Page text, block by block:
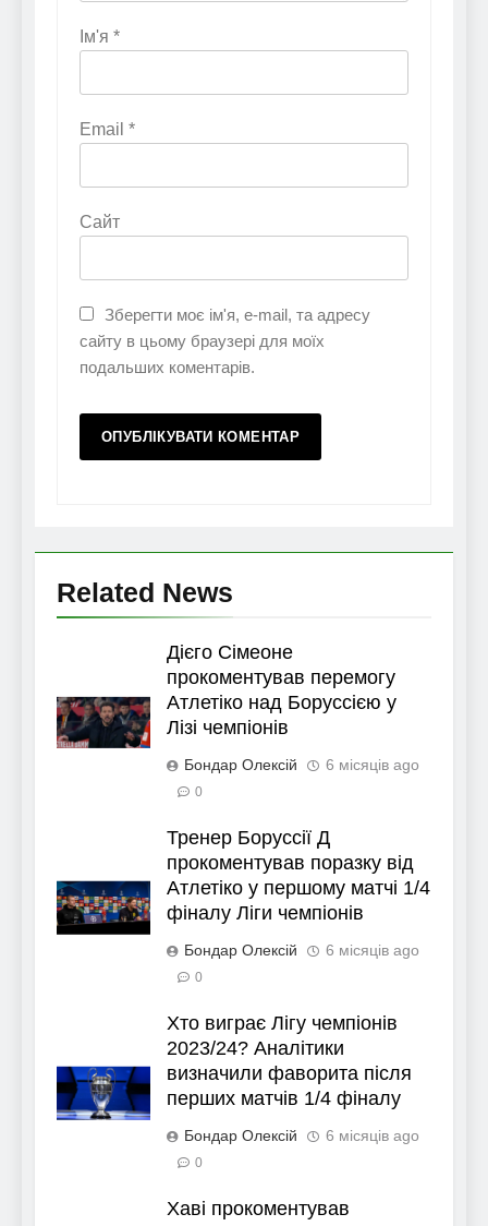
Ім'я *
Email *
Сайт
Зберегти моє ім'я, e-mail, та адресу
сайту в цьому браузері для моїх
подальших коментарів.
Related News
Дієго Сімеоне
прокоментував перемогу
Атлетіко над Боруссією у
Лізі чемпіонів
Бондар Олексій 6 місяців ago
0
Тренер Боруссії Д
прокоментував поразку від
Атлетіко у першому матчі 1/4
фіналу Ліги чемпіонів
Бондар Олексій 6 місяців ago
0
Хто виграє Лігу чемпіонів
2023/24? Аналітики
визначили фаворита після
перших матчів 1/4 фіналу
Бондар Олексій 6 місяців ago
0
Хаві прокоментував